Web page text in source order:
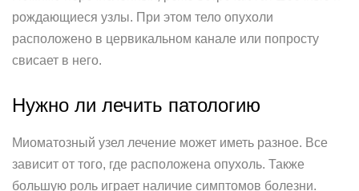
рождающиеся узлы. При этом тело опухоли
расположено в цервикальном канале или попросту
свисает в него.
Нужно ли лечить патологию
Миоматозный узел лечение может иметь разное. Все
зависит от того, где расположена опухоль. Также
большую роль играет наличие симптомов болезни.